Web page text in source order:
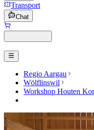
Transport
Chat
Regio Aargau
Wölflinswil
Workshop Houten